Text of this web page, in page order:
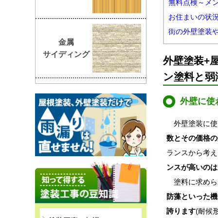
無料点検～メ
お住まいの状
街の外壁塗装
外壁塗装+
ン塗料と
外壁に使
外壁塗装に使
数とその価格
ランスから考
ンスが高いの
塗料に求め
防藻といった
誇ります(耐候
金属
サイディング